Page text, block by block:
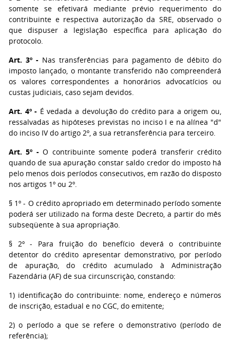
somente se efetivará mediante prévio requerimento do
contribuinte e respectiva autorização da SRE, observado o
que dispuser a legislação específica para aplicação do
protocolo.
Art. 3º - Nas transferências para pagamento de débito do
imposto lançado, o montante transferido não compreenderá
os valores correspondentes a honorários advocatícios ou
custas judiciais, caso sejam devidos.
Art. 4º - É vedada a devolução do crédito para a origem ou,
ressalvadas as hipóteses previstas no inciso I e na alínea "d"
do inciso IV do artigo 2º, a sua retransferência para terceiro.
Art. 5º -O contribuinte somente poderá transferir crédito
quando de sua apuração constar saldo credor do imposto há
pelo menos dois períodos consecutivos, em razão do disposto
nos artigos 1º ou 2º.
§ 1º - O crédito apropriado em determinado período somente
poderá ser utilizado na forma deste Decreto, a partir do mês
subseqüente à sua apropriação.
§ 2º - Para fruição do benefício deverá o contribuinte
detentor do crédito apresentar demonstrativo, por período
de apuração, do crédito acumulado à Administração
Fazendária (AF) de sua circunscriçào, constando:
1) identificação do contribuinte: nome, endereço e números
de inscrição, estadual e no CGC, do emitente;
2) o período a que se refere o demonstrativo (período de
referência);